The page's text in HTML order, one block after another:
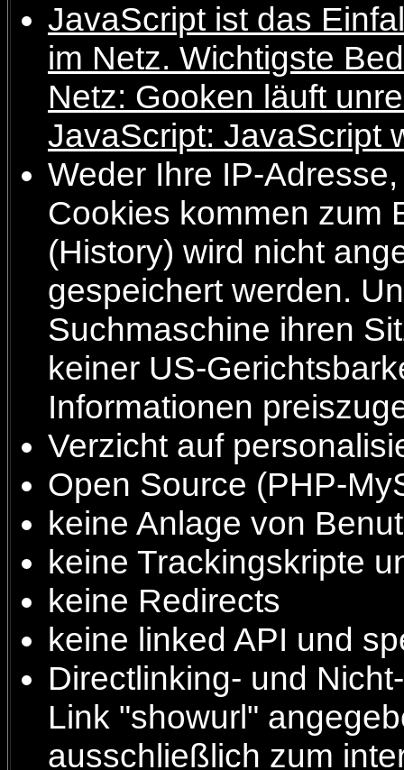
JavaScript ist das
im Netz. Wichtigste
Netz: Gooken läuft
JavaScript: JavaScript
Weder Ihre IP-
Cookies kommen zum
(History) wird nicht
gespeichert werden.
Suchmaschine ihren
keiner US-
Informationen
Verzicht auf
Open Source (PHP-
keine Anlage von
keine Trackingskripte
keine Redirects
keine linked API und
Directlinking- und
Link "showurl"
ausschließlich zum